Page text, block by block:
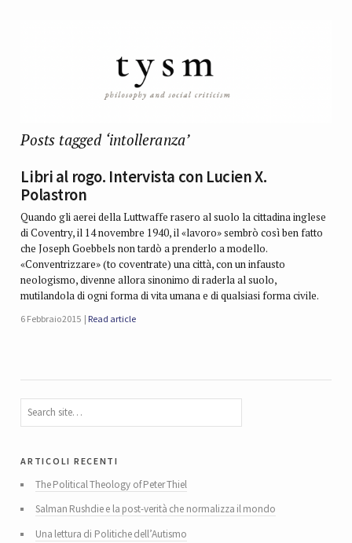
Posts tagged ‘intolleranza’
Libri al rogo. Intervista con Lucien X.
Polastron
Quando gli aerei della Luttwaffe rasero al suolo la cittadina inglese
di Coventry, il 14 novembre 1940, il «lavoro» sembrò così ben fatto
che Joseph Goebbels non tardò a prenderlo a modello.
«Conventrizzare» (to coventrate) una città, con un infausto
neologismo, divenne allora sinonimo di raderla al suolo,
mutilandola di ogni forma di vita umana e di qualsiasi forma civile.
6 Febbraio 2015 Read article
articoli recenti
The Political Theology of Peter Thiel
Salman Rushdie e la post-verità che normalizza il mondo
Una lettura di Politiche dell’Autismo